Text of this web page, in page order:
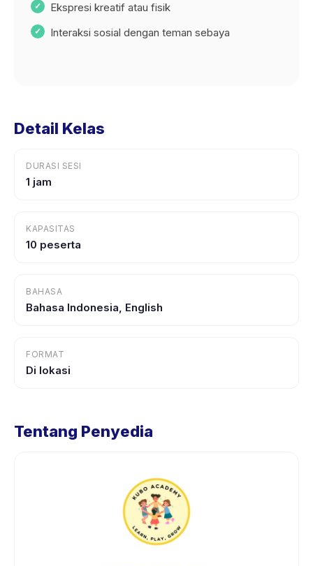
Ekspresi kreatif atau fisik
Interaksi sosial dengan teman sebaya
Detail Kelas
DURASI SESI
1 jam
KAPASITAS
10 peserta
BAHASA
Bahasa Indonesia, English
FORMAT
Di lokasi
Tentang Penyedia